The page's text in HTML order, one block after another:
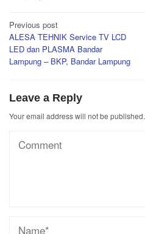
Post
navigation
Previous post
ALESA TEHNIK Service TV LCD
LED dan PLASMA Bandar
Lampung – BKP, Bandar Lampung
Leave a Reply
Your email address will not be published.